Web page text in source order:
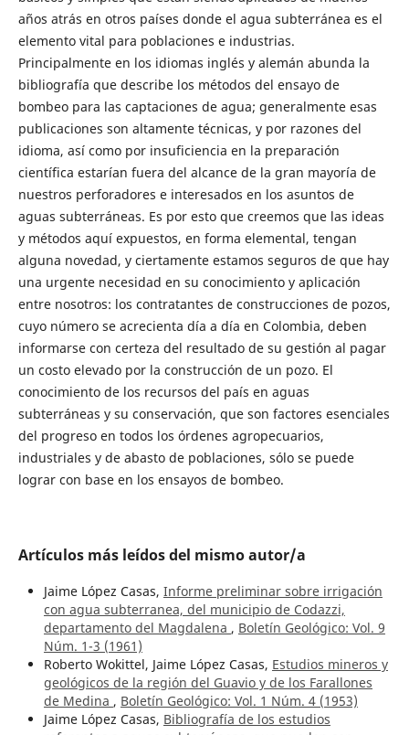
años atrás en otros países donde el agua subterránea es el
elemento vital para poblaciones e industrias.
Principalmente en los idiomas inglés y alemán abunda la
bibliografía que describe los métodos del ensayo de
bombeo para las captaciones de agua; generalmente esas
publicaciones son altamente técnicas, y por razones del
idioma, así como por insuficiencia en la preparación
científica estarían fuera del alcance de la gran mayoría de
nuestros perforadores e interesados en los asuntos de
aguas subterráneas. Es por esto que creemos que las ideas
y métodos aquí expuestos, en forma elemental, tengan
alguna novedad, y ciertamente estamos seguros de que hay
una urgente necesidad en su conocimiento y aplicación
entre nosotros: los contratantes de construcciones de pozos,
cuyo número se acrecienta día a día en Colombia, deben
informarse con certeza del resultado de su gestión al pagar
un costo elevado por la construcción de un pozo. El
conocimiento de los recursos del país en aguas
subterráneas y su conservación, que son factores esenciales
del progreso en todos los órdenes agropecuarios,
industriales y de abasto de poblaciones, sólo se puede
lograr con base en los ensayos de bombeo.
Artículos más leídos del mismo autor/a
Jaime López Casas, Informe preliminar sobre irrigación
con agua subterranea, del municipio de Codazzi,
departamento del Magdalena , Boletín Geológico: Vol. 9
Núm. 1-3 (1961)
Roberto Wokittel, Jaime López Casas, Estudios mineros y
geológicos de la región del Guavio y de los Farallones
de Medina , Boletín Geológico: Vol. 1 Núm. 4 (1953)
Jaime López Casas, Bibliografía de los estudios